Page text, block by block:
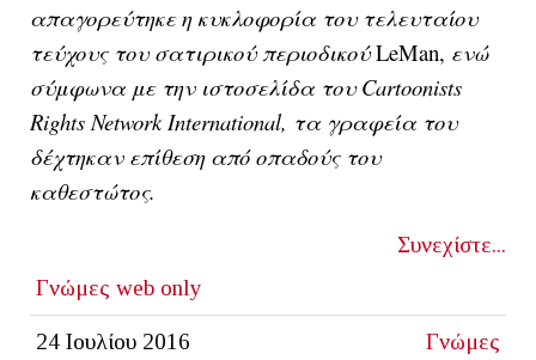
απαγορεύτηκε η κυκλοφορία του τελευταίου
τεύχους του σατιρικού περιοδικούLeMan, ενώ
σύμφωνα με την ιστοσελίδα του Cartoonists
Rights Network International, τα γραφεία του
δέχτηκαν επίθεση από οπαδούς του
καθεστώτος.
Συνεχίστε...
Γνώμες web only
24 Ιουλίου 2016 Γνώμες